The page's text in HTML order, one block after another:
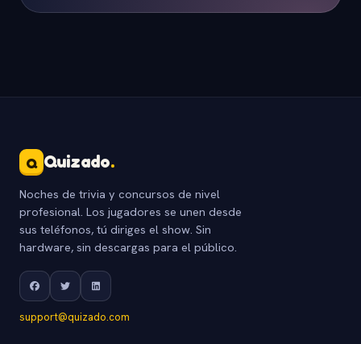
Q Quizado.
Noches de trivia y concursos de nivel
profesional. Los jugadores se unen desde
sus teléfonos, tú diriges el show. Sin
hardware, sin descargas para el público.
support@quizado.com